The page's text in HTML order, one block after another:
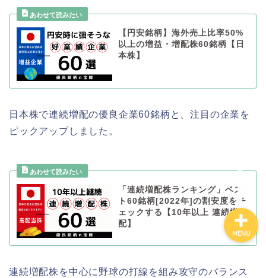
【円安銘柄】海外売上比率50%
以上の増益・増配株60銘柄【日
本株】
日本株で連続増配の優良企業60銘柄と、注目の企業を
ピックアップしました。
「連続増配株ランキング」ベス
ト60銘柄[2022年]の割安度をチ
ェックする【10年以上 連続増
配】
連続増配株を中心に野球の打線を組み攻守のバランス
MENU
カテゴリ別おすすめ株◯
株式投資・金融知識
おすすめ読書の要約